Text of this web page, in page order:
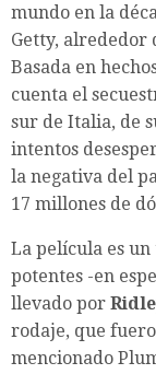
mundo en la
Getty, alrededor
Basada en
cuenta el
sur de Italia, de
intentos
la negativa del
17 millones de
La película es
potentes -en
llevado por
rodaje, que
mencionado